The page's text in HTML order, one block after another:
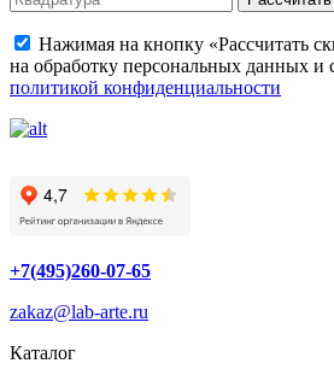
Нажимая на кнопку «Рассчитать
на обработку персональных данных и
политикой конфиденциальности
+7(495)260-07-65
zakaz@lab-arte.ru
Каталог